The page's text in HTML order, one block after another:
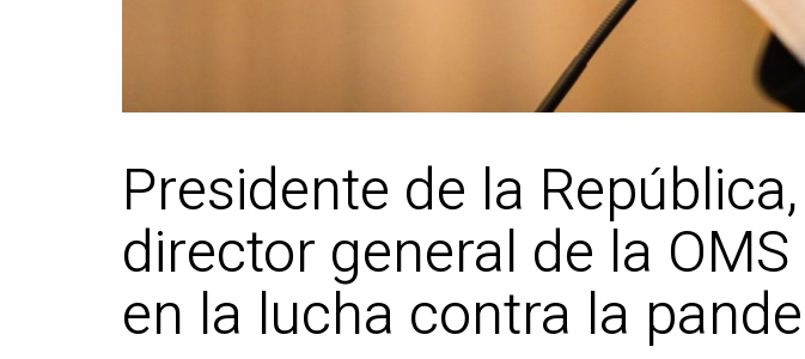
Presidente de la
director general de la
en la lucha contra la